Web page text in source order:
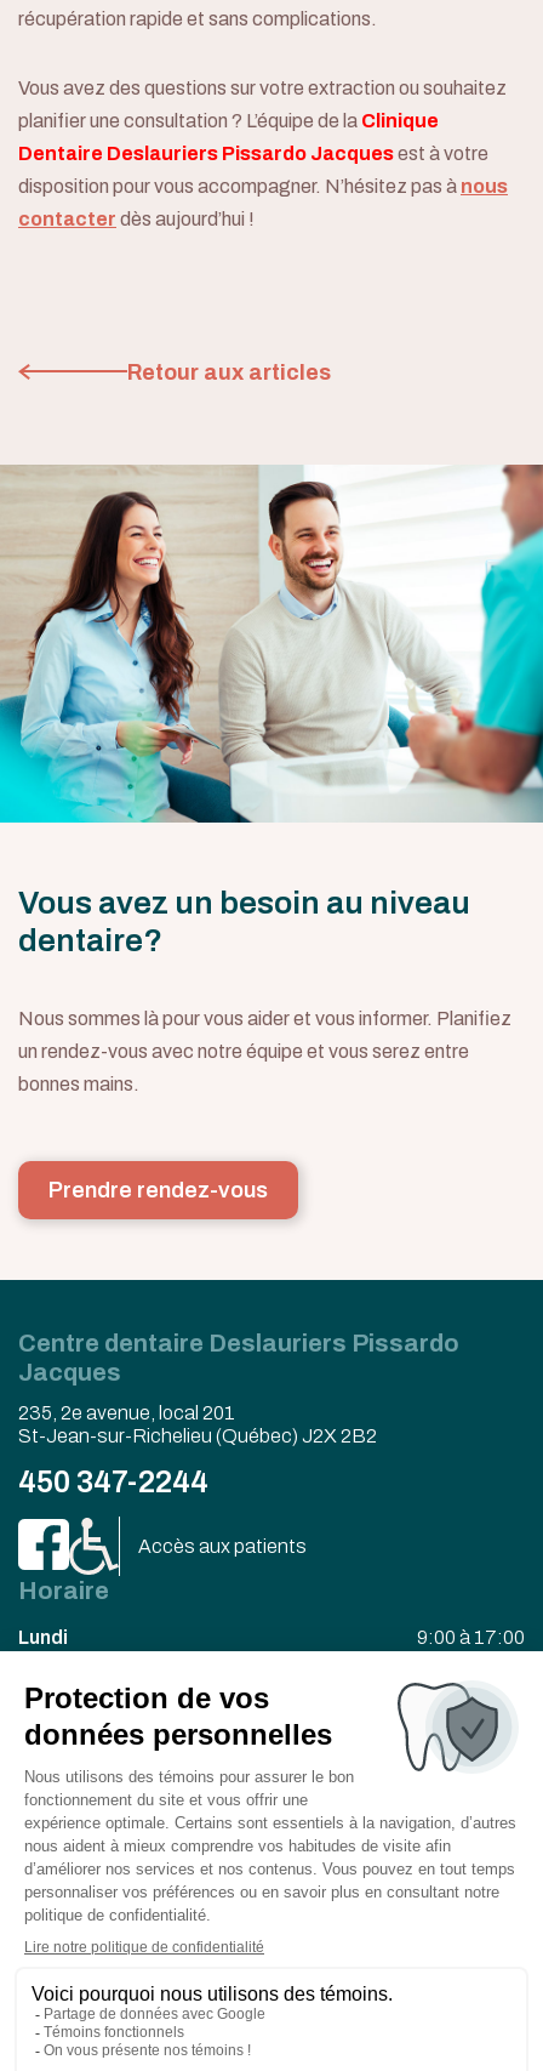
235, 2e avenue, local 201,
récupération rapide et sans complications.
Vous avez des questions sur votre extraction ou souhaitez
planifier une consultation ? L’équipe de la Clinique
Dentaire Deslauriers Pissardo Jacquesest à votre
disposition pour vous accompagner. N’hésitez pas à nous
contacter dès aujourd’hui !
Retour aux articles
Vous avez un besoin au niveau
dentaire?
Nous sommes là pour vous aider et vous informer. Planifiez
un rendez-vous avec notre équipe et vous serez entre
bonnes mains.
Prendre rendez-vous
Centre dentaire Deslauriers Pissardo
Jacques
235, 2e avenue, local 201
St-Jean-sur-Richelieu (Québec) J2X 2B2
450 347-2244
Accès aux patients
Horaire
Lundi 9:00 à 17:00
Mardi 9:00 à 17:00
Mercredi 9:00 à 20:00
Jeudi
Vendredi 8:30 à 16:00
Besoin d’un rendez-vous?
Contactez-nous dès maintenant!